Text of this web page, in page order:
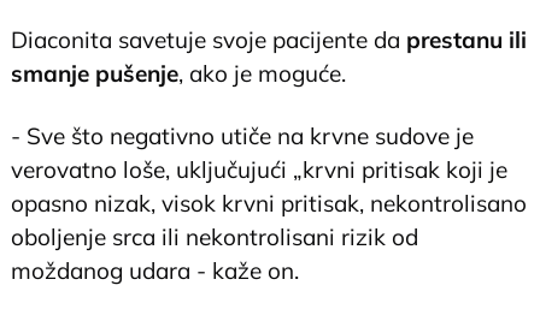
Diaconita savetuje svoje pacijente da prestanu ili
smanje pušenje, ako je moguće.
- Sve što negativno utiče na krvne sudove je
verovatno loše, uključujući „krvni pritisak koji je
opasno nizak, visok krvni pritisak, nekontrolisano
oboljenje srca ili nekontrolisani rizik od
moždanog udara - kaže on.